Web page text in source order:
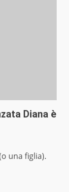
Diana è
una figlia).